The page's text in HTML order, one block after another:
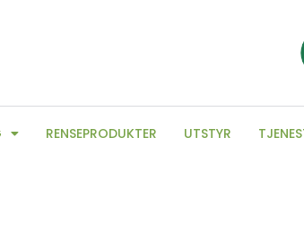
RENSEPRODUKTER UTSTYR